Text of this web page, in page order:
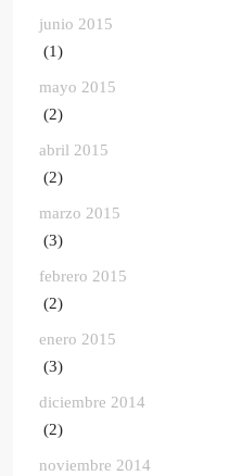
junio 2015
(1)
mayo 2015
(2)
abril 2015
(2)
marzo 2015
(3)
febrero 2015
(2)
enero 2015
(3)
diciembre 2014
(2)
noviembre 2014